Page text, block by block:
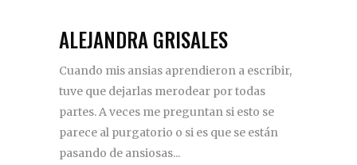
ALEJANDRA GRISALES
Cuando mis ansias aprendieron a escribir,
tuve que dejarlas merodear por todas
partes. A veces me preguntan si esto se
parece al purgatorio o si es que se están
pasando de ansiosas...